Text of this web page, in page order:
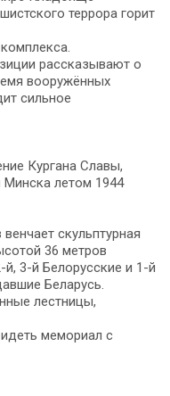
террора горит
рассказывают о
вооружённых
сильное
Кургана Славы,
летом 1944
скульптурная
36 метров
3-й Белорусские и 1-й
Беларусь.
лестницы,
мемориал с